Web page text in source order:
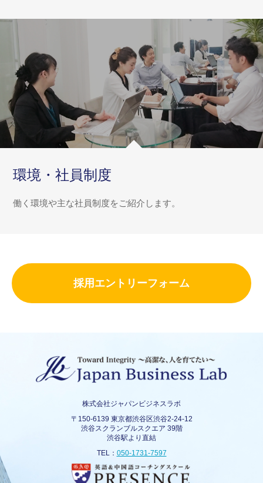
環境・社員制度
働く環境や主な社員制度をご紹介します。
採用エントリーフォーム
株式会社ジャパンビジネスラボ
〒150-6139 東京都渋谷区渋谷2-24-12
渋谷スクランブルスクエア 39階
渋谷駅より直結
TEL： 050-1731-7597